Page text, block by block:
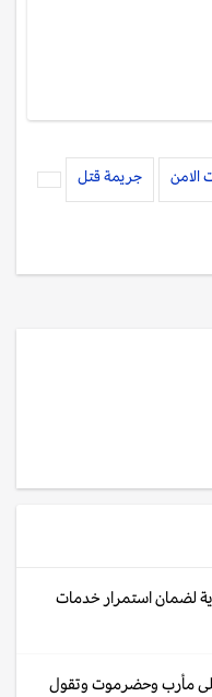
الامن جريمة قتل
لضمان استمرار خدمات
على مأرب وحضرموت وتقول